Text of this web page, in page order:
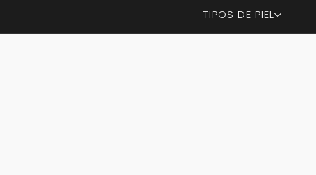
TIPOS DE PIEL